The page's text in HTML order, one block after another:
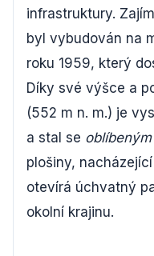
infrastruktury.
byl vybudován na
roku 1959, který
Díky své výšce a
(552 m n. m.) je
a stal se
plošiny,
otevírá úchvatný
okolní krajinu.